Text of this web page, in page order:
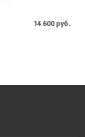
14 600 руб.